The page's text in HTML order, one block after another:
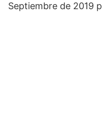
Septiembre de 2019